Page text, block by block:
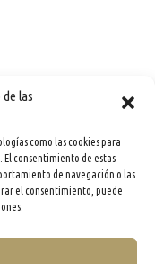
las
como las cookies para
consentimiento de estas
de navegación o las
el consentimiento, puede